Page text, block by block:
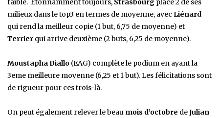
faible. Etonnamment toujours, Strasbourg place 2 de ses
milieux dans le top3 en termes de moyenne, avec Liénard
qui rend la meilleur copie (1 but, 6,75 de moyenne) et
Terrier qui arrive deuxième (2 buts, 6,25 de moyenne).
Moustapha Diallo (EAG) complète le podium en ayant la
3eme meilleure moyenne (6,25 et 1 but). Les félicitations sont
de rigueur pour ces trois-là.
On peut également relever le beau mois d’octobre deJulian